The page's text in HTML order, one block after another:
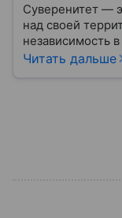
Суверенитет —
над своей
независимость
внешней
Читать дальше